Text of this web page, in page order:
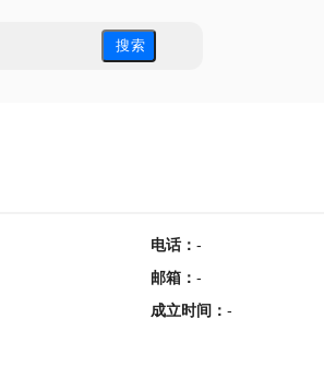
搜 索
电话： -
邮箱 ： -
成立时间 ： -